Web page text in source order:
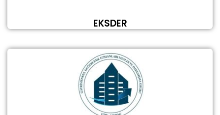
EKSDER